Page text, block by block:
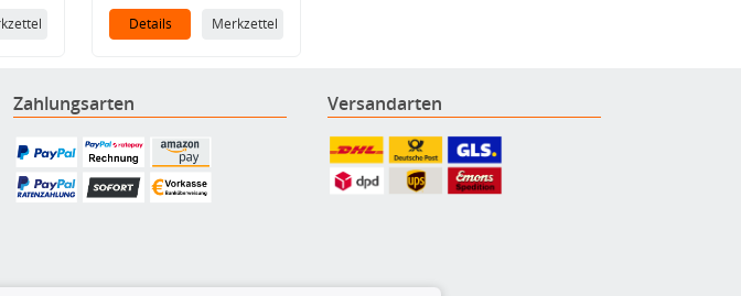
Details Merkzettel
Zahlungsarten Versandarten